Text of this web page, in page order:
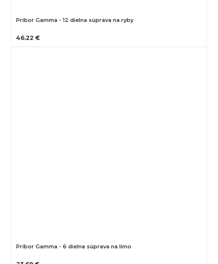
Príbor Gamma - 12 dielna súprava na ryby
46.22 €
Príbor Gamma - 6 dielna súprava na limo